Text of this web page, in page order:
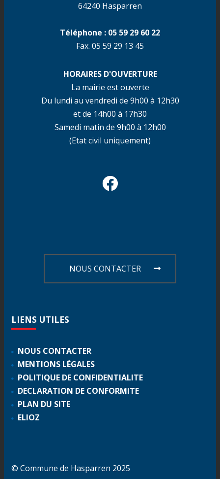
64240 Hasparren
Téléphone : 05 59 29 60 22
Fax. 05 59 29 13 45
HORAIRES D'OUVERTURE
La mairie est ouverte
Du lundi au vendredi de 9h00 à 12h30
et de 14h00 à 17h30
Samedi matin de 9h00 à 12h00
(Etat civil uniquement)
NOUS CONTACTER
LIENS UTILES
NOUS CONTACTER
MENTIONS LÉGALES
POLITIQUE DE CONFIDENTIALITE
DECLARATION DE CONFORMITE
PLAN DU SITE
ELIOZ
© Commune de Hasparren 2025